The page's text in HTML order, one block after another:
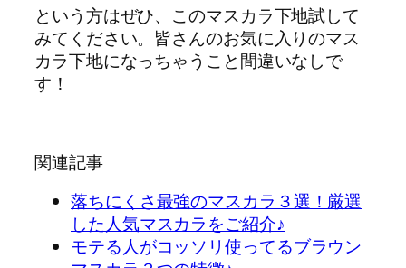
という方はぜひ、このマスカラ下地試して
みてください。皆さんのお気に入りのマス
カラ下地になっちゃうこと間違いなしで
す！
関連記事
落ちにくさ最強のマスカラ３選！厳選
した人気マスカラをご紹介♪
モテる人がコッソリ使ってるブラウン